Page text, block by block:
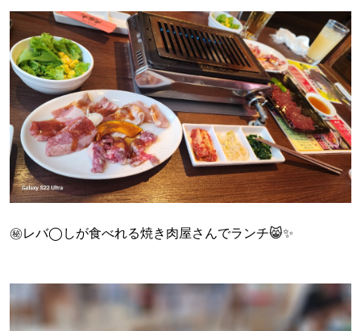
㊙️レバ◯しが食べれる焼き肉屋さんでランチ😸✨